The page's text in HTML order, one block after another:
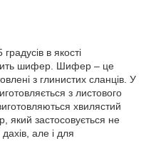
в якості
шифер. Шифер – це
з глинистих сланців. У
з листового
хвилястий
який застосовується не
але і для